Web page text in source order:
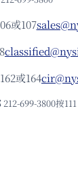
或107
或164
212-699-3800按111